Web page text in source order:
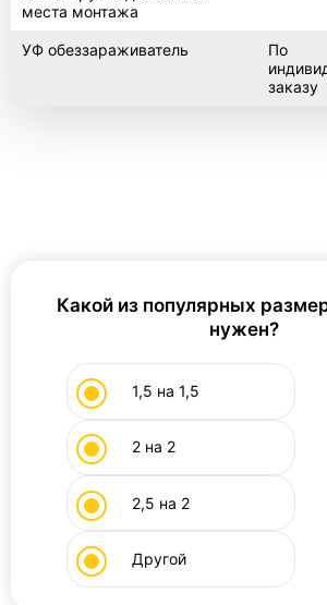
Погреб в гараж
Погреб мини
Альта
Земляк
места монтажа
УФ обеззараживатель
По
заказу
Какой из популярных
нужен?
1,5 на 1,5
2 на 2
2,5 на 2
Другой